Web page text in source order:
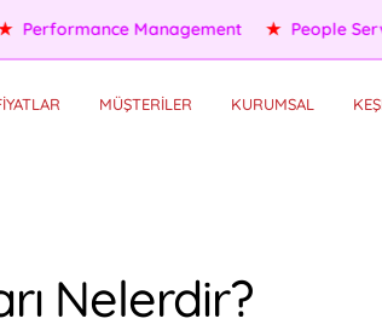
Self HR Services ★ OKR/KPI ★ AI Agents
MÜŞTERİLER KURUMSAL
Nelerdir?